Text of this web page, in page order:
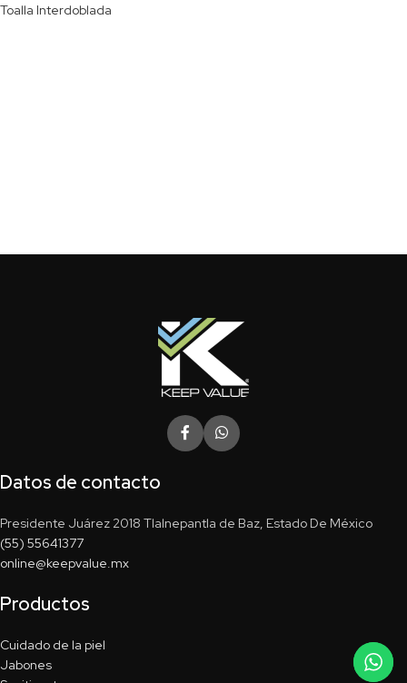
Toalla Interdoblada
Datos de contacto
Presidente Juárez 2018 Tlalnepantla de Baz, Estado De México
(55) 55641377
online@keepvalue.mx
Productos
Cuidado de la piel
Jabones